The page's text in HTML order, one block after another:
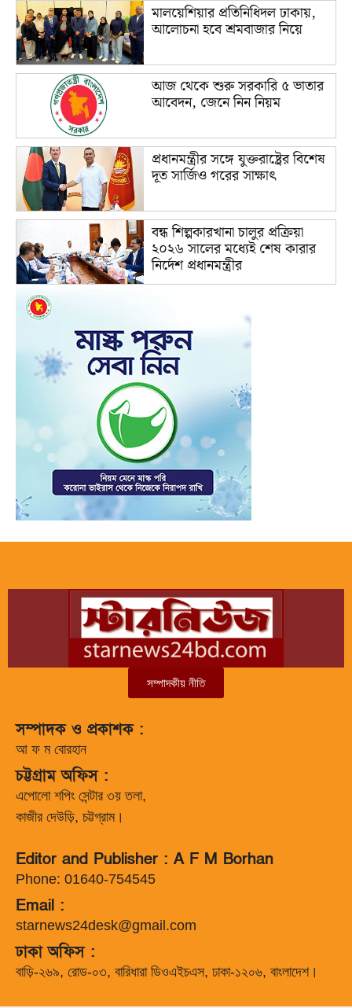
মালয়েশিয়ার প্রতিনিধিদল ঢাকায়,
আলোচনা হবে শ্রমবাজার নিয়ে
আজ থেকে শুরু সরকারি ৫ ভাতার
আবেদন, জেনে নিন নিয়ম
প্রধানমন্ত্রীর সঙ্গে যুক্তরাষ্ট্রের বিশেষ
দূত সার্জিও গরের সাক্ষাৎ
বন্ধ শিল্পকারখানা চালুর প্রক্রিয়া
২০২৬ সালের মধ্যেই শেষ কারার
নির্দেশ প্রধানমন্ত্রীর
সম্পাদকীয় নীতি
সম্পাদক ও প্রকাশক :
আ ফ ম বোরহান
চট্টগ্রাম অফিস :
এপোলো শপিং সেন্টার ৩য় তলা,
কাজীর দেউড়ি, চট্টগ্রাম।
Editor and Publisher : A F M Borhan
Phone: 01640-754545
Email :
starnews24desk@gmail.com
ঢাকা অফিস :
বাড়ি-২৬৯, রোড-০৩, বারিধারা ডিওএইচএস, ঢাকা-১২০৬, বাংলাদেশ।